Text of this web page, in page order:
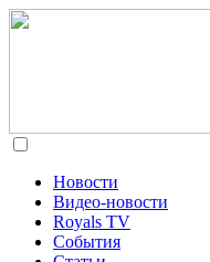
Новости
Видео-новости
Royals TV
События